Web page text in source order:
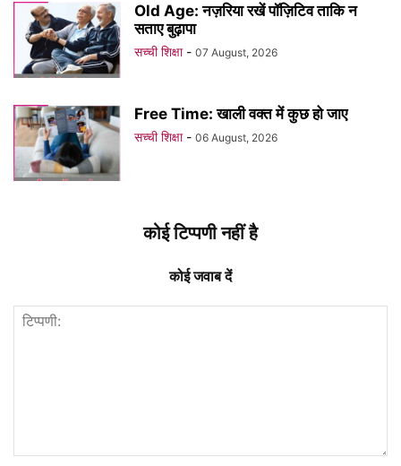
Old Age: नज़रिया रखें पॉज़िटिव ताकि न
सताए बुढ़ापा
सच्ची शिक्षा - 07 August, 2026
Free Time: खाली वक्त में कुछ हो जाए
सच्ची शिक्षा - 06 August, 2026
कोई टिप्पणी नहीं है
कोई जवाब दें